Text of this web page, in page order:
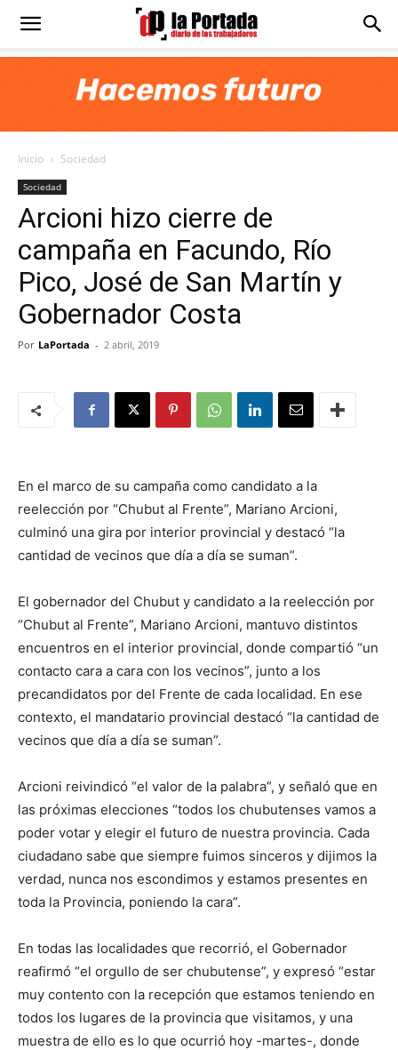
Diario
Portada
Inicio Sociedad
Sociedad
Arcioni hizo cierre de
campaña en Facundo, Río
Pico, José de San Martín y
Gobernador Costa
Por LaPortada - 2 abril, 2019
En el marco de su campaña como candidato a la
reelección por “Chubut al Frente”, Mariano Arcioni,
culminó una gira por interior provincial y destacó “la
cantidad de vecinos que día a día se suman”.
El gobernador del Chubut y candidato a la reelección por
“Chubut al Frente”, Mariano Arcioni, mantuvo distintos
encuentros en el interior provincial, donde compartió “un
contacto cara a cara con los vecinos”, junto a los
precandidatos por del Frente de cada localidad. En ese
contexto, el mandatario provincial destacó “la cantidad de
vecinos que día a día se suman”.
Arcioni reivindicó “el valor de la palabra”, y señaló que en
las próximas elecciones “todos los chubutenses vamos a
poder votar y elegir el futuro de nuestra provincia. Cada
ciudadano sabe que siempre fuimos sinceros y dijimos la
verdad, nunca nos escondimos y estamos presentes en
toda la Provincia, poniendo la cara”.
En todas las localidades que recorrió, el Gobernador
reafirmó “el orgullo de ser chubutense”, y expresó “estar
muy contento con la recepción que estamos teniendo en
todos los lugares de la provincia que visitamos, y una
muestra de ello es lo que ocurrió hoy -martes-, donde